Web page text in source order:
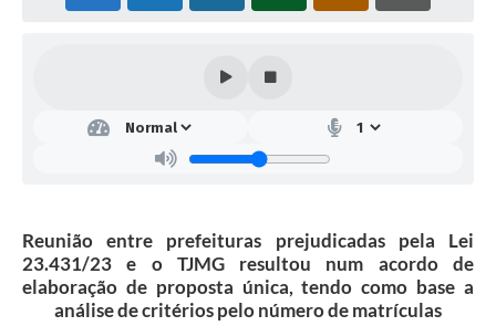
Reunião entre prefeituras prejudicadas pela Lei
23.431/23 e o TJMG resultou num acordo de
elaboração de proposta única, tendo como base a
análise de critérios pelo número de matrículas